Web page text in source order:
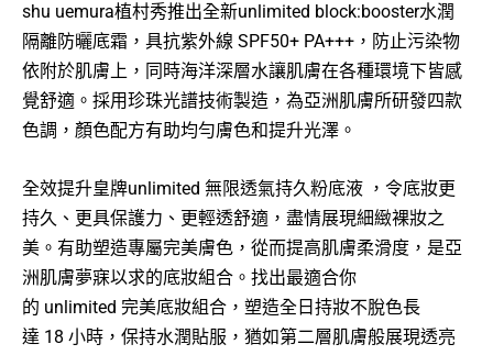
shu uemura植村秀推出全新unlimited block:booster水潤
隔離防曬底霜，具抗紫外線 SPF50+ PA+++，防止污染物
依附於肌膚上，同時海洋深層水讓肌膚在各種環境下皆感
覺舒適。採用珍珠光譜技術製造，為亞洲肌膚所研發四款
色調，顏色配方有助均勻膚色和提升光澤。
全效提升皇牌unlimited 無限透氣持久粉底液 ，令底妝更
持久、更具保護力、更輕透舒適，盡情展現細緻裸妝之
美。有助塑造專屬完美膚色，從而提高肌膚柔滑度，是亞
洲肌膚夢寐以求的底妝組合。找出最適合你
的 unlimited 完美底妝組合，塑造全日持妝不脫色長
達 18 小時，保持水潤貼服，猶如第二層肌膚般展現透亮